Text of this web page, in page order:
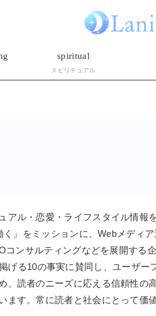
spiritual
スピリチュアル
ル・恋愛・ライフスタイル情報
」をミッションに、Webメディ
ンサルティングなどを展開する企
げる10の事実に賛同し、ユーザー
、読者のニーズに応える信頼性の
ます。常に読者と社会にとって価